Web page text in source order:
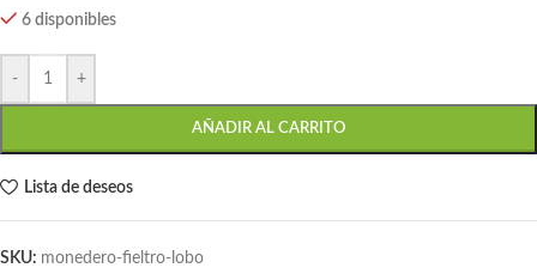
6 disponibles
- +
AÑADIR AL CARRITO
Lista de deseos
SKU: monedero-fieltro-lobo